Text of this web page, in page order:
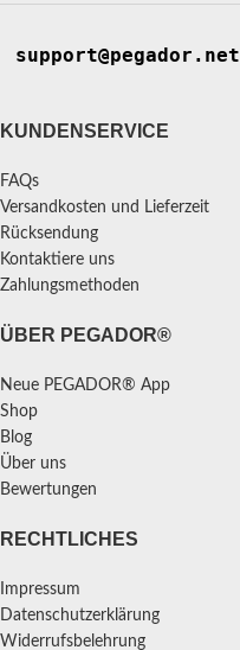
support@pegador.net
KUNDENSERVICE
FAQs
Versandkosten und Lieferzeit
Rücksendung
Kontaktiere uns
Zahlungsmethoden
ÜBER PEGADOR®
Neue PEGADOR® App
Shop
Blog
Über uns
Bewertungen
RECHTLICHES
Impressum
Datenschutzerklärung
Widerrufsbelehrung